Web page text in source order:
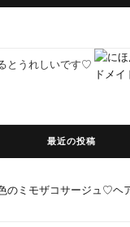
とうれしいです♡
最近の投稿
のミモザコサージュ♡ヘ